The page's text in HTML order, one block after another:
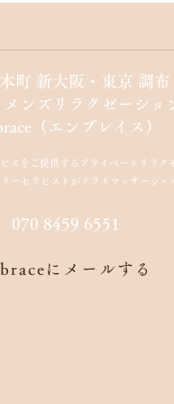
~Embrace入店のき
町 新大阪・東京 調布
メンズリラクゼーショ
（エンブレイス）
スをご提供するプライベートリラク
ーセラピストがドライマッサージ・
070 8459 6551
にメールする